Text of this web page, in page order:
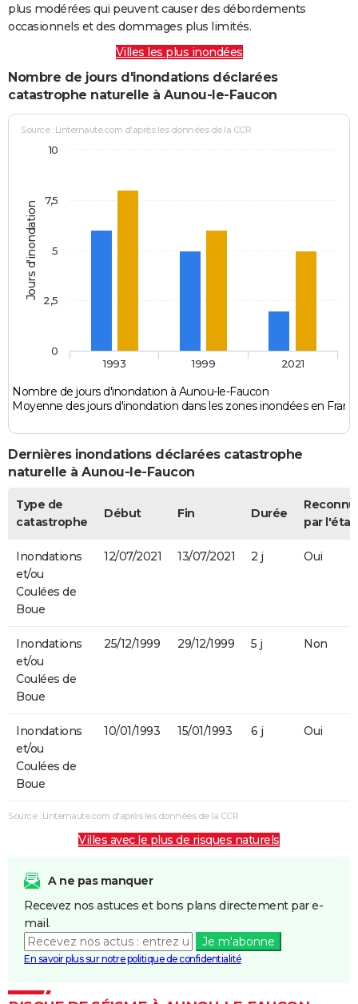
plus modérées qui peuvent causer des débordements
occasionnels et des dommages plus limités.
Villes les plus inondées
Nombre de jours d'inondations déclarées
catastrophe naturelle à Aunou-le-Faucon
Jours d'inondation
Source : Linternaute.com d'après les données de la CCR
Nombre de jours d'inondation à Aunou-le-Faucon
Moyenne des jours d'inondation dans les zones inondées en
1993 1999 2021
0
2,5
5
7,5
10
Dernières inondations déclarées catastrophe
naturelle à Aunou-le-Faucon
Type de
catastrophe
Début Fin Durée
par l'état
Inondations
et/ou
Coulées de
Boue
12/07/2021 13/07/2021 2 j Oui
Inondations
et/ou
Coulées de
Boue
25/12/1999 29/12/1999 5 j Non
Inondations
et/ou
Coulées de
Boue
10/01/1993 15/01/1993 6 j Oui
Source : Linternaute.com d'après les données de la CCR
Villes avec le plus de risques naturels
A ne pas manquer
Recevez nos astuces et bons plans directement par e-
mail.
Je m'abonne
En savoir plus sur notre politique de confidentialité